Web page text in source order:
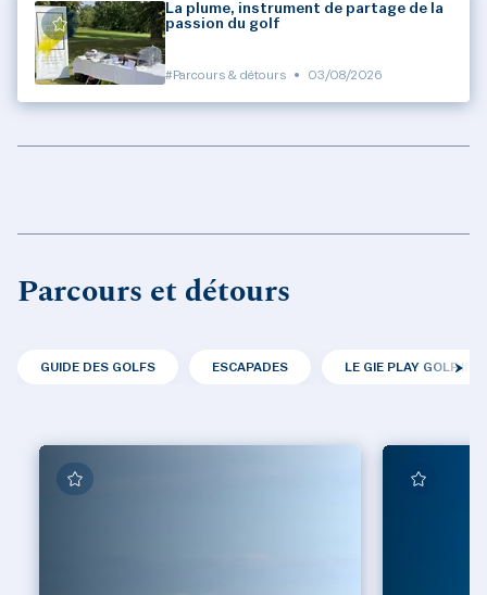
La plume, instrument de partage de la
passion du golf
#Parcours & détours • 03/08/2026
Parcours et détours
GUIDE DES GOLFS ESCAPADES LE GIE PLAY GOLF IN